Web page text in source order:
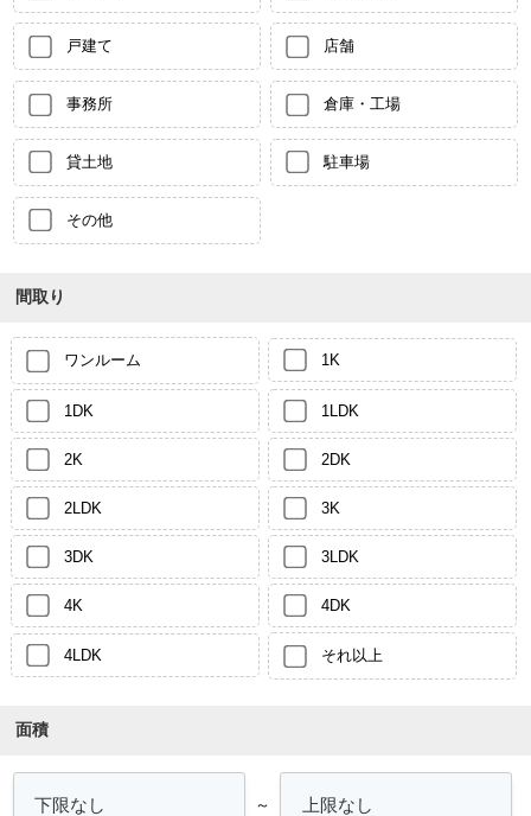
戸建て 店舗
事務所 倉庫・工場
貸土地 駐車場
その他
間取り
ワンルーム 1K
1DK 1LDK
2K 2DK
2LDK 3K
3DK 3LDK
4K 4DK
4LDK それ以上
面積
～